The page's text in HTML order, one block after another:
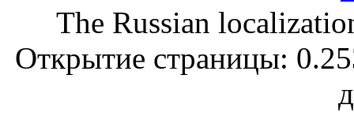
The Russian
Открытие страницы: